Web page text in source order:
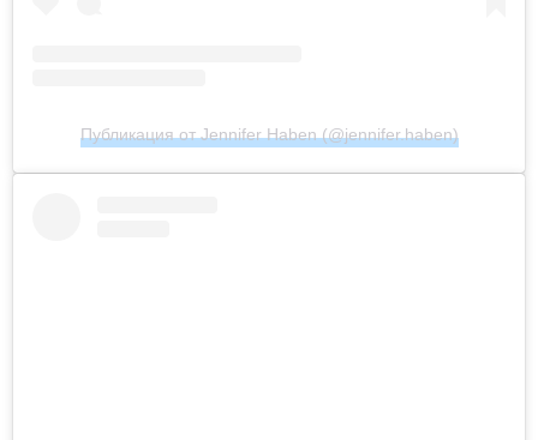
Публикация от Jennifer Haben (@jennifer.haben)